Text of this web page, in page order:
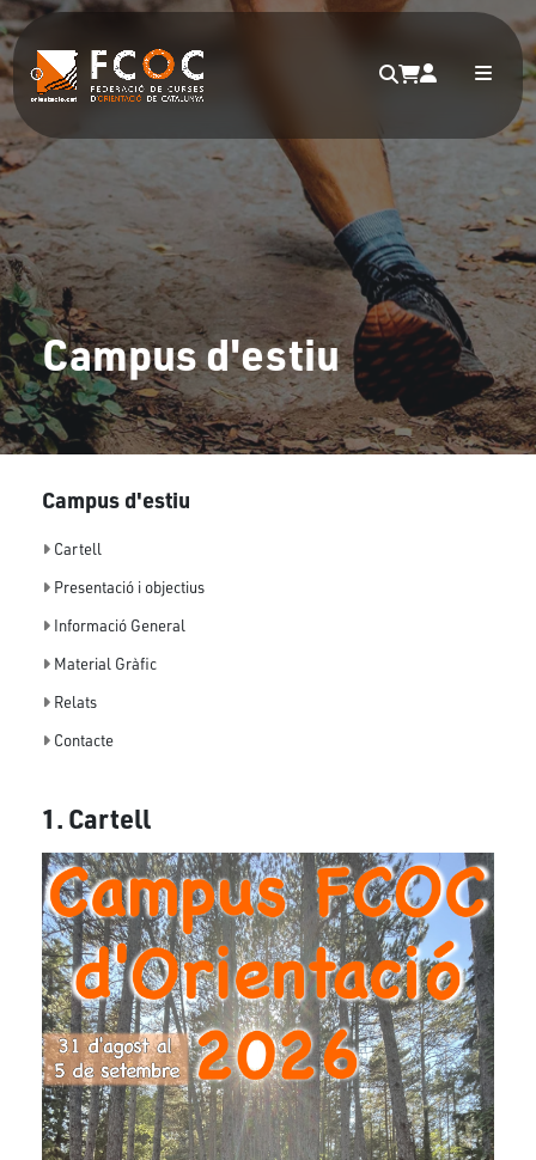
Campus d'estiu
Campus d'estiu
Cartell
Presentació i objectius
Informació General
Material Gràfic
Relats
Contacte
1. Cartell